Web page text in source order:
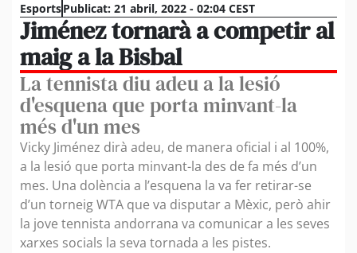
EsportsPublicat: 21 abril, 2022 - 02:04 CEST
Jiménez tornarà a competir al
maig a la Bisbal
La tennista diu adeu a la lesió
d'esquena que porta minvant-la
més d'un mes
Vicky Jiménez dirà adeu, de manera oficial i al 100%,
a la lesió que porta minvant-la des de fa més d’un
mes. Una dolència a l’esquena la va fer retirar-se
d’un torneig WTA que va disputar a Mèxic, però ahir
la jove tennista andorrana va comunicar a les seves
xarxes socials la seva tornada a les pistes.